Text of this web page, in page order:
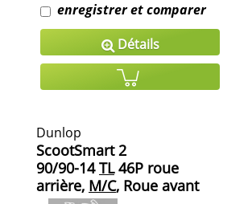
enregistrer et comparer
Détails
Dunlop
ScootSmart 2
90/90-14 TL46P roue
arrière, M/C, Roue avant